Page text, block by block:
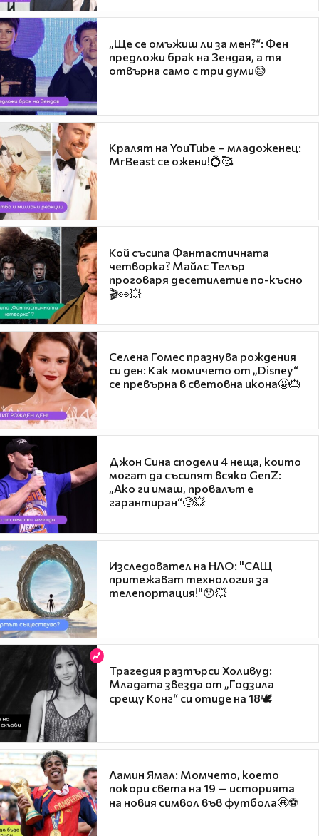
„Ще се омъжиш ли за мен?“: Фен
предложи брак на Зендая, а тя
отвърна само с три думи😅
Кралят на YouTube – младоженец:
MrBeast се ожени!💍🥰
Кой съсипа Фантастичната
четворка? Майлс Телър
проговаря десетилетие по-късно
🎬👀💥
Селена Гомес празнува рождения
си ден: Как момичето от „Disney“
се превърна в световна икона🤩🎂
Джон Сина сподели 4 неща, които
могат да съсипят всяко GenZ:
„Ако ги имаш, провалът е
гарантиран“🧐💥
Изследовател на НЛО: "САЩ
притежават технология за
телепортация!"😯💥
Трагедия разтърси Холивуд:
Младата звезда от „Годзила
срещу Конг“ си отиде на 18🕊️
Ламин Ямал: Момчето, което
покори света на 19 — историята
на новия символ във футбола🤩⚽